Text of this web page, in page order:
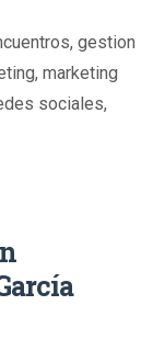
, gestion
, marketing
sociales,